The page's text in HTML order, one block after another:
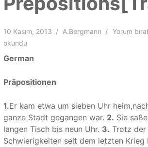
10 Kasım, 2013 A.Bergmann Yorum
okundu
German
Präpositionen
1.Er kam etwa um sieben Uhr
ganze Stadt gegangen war. 2. Sie
langen Tisch bis neun Uhr. 3. Trotz
Schwierigkeiten seit dem letzten Krieg